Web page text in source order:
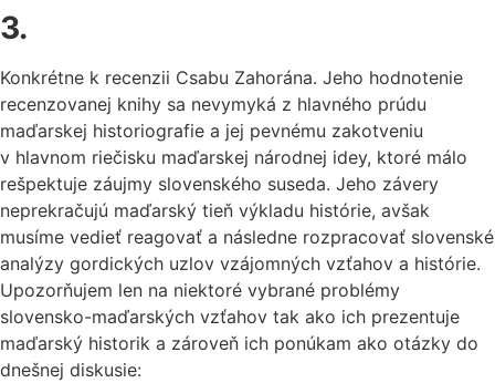
3.
Konkrétne k recenzii Csabu Zahorána. Jeho hodnotenie
recenzovanej knihy sa nevymyká z hlavného prúdu
maďarskej historiografie a jej pevnému zakotveniu
v hlavnom riečisku maďarskej národnej idey, ktoré málo
rešpektuje záujmy slovenského suseda. Jeho závery
neprekračujú maďarský tieň výkladu histórie, avšak
musíme vedieť reagovať a následne rozpracovať slovenské
analýzy gordických uzlov vzájomných vzťahov a histórie.
Upozorňujem len na niektoré vybrané problémy
slovensko-maďarských vzťahov tak ako ich prezentuje
maďarský historik a zároveň ich ponúkam ako otázky do
dnešnej diskusie: